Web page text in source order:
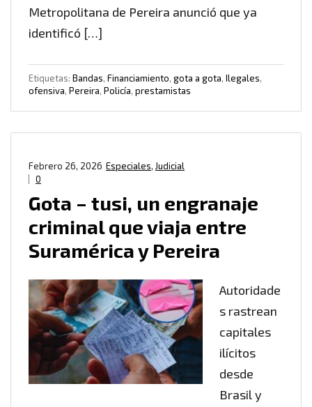
Metropolitana de Pereira anunció que ya
identificó […]
Etiquetas: Bandas, Financiamiento, gota a gota, Ilegales,
ofensiva, Pereira, Policía, prestamistas
Especiales, Judicial
Febrero 26, 2026
0
Gota – tusi, un engranaje
criminal que viaja entre
Suramérica y Pereira
Autoridade
s rastrean
capitales
ilícitos
desde
Brasil y